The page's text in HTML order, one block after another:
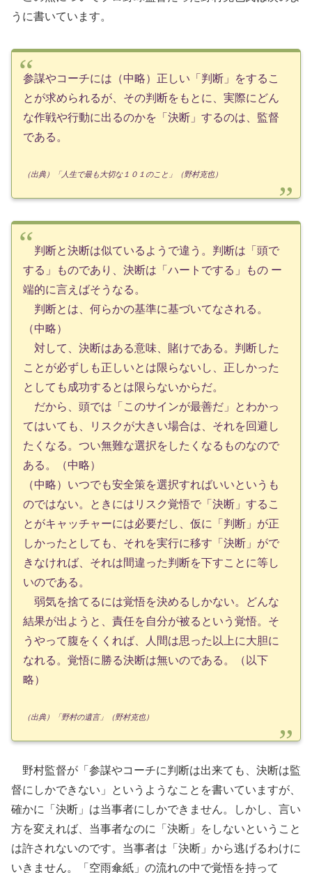
うに書いています。
参謀やコーチには（中略）正しい「判断」をするこ
とが求められるが、その判断をもとに、実際にどん
な作戦や行動に出るのかを「決断」するのは、監督
である。
（出典）「人生で最も大切な１０１のこと」（野村克也）
判断と決断は似ているようで違う。判断は「頭で
する」ものであり、決断は「ハートでする」もの ー
端的に言えばそうなる。
判断とは、何らかの基準に基づいてなされる。
（中略）
対して、決断はある意味、賭けである。判断した
ことが必ずしも正しいとは限らないし、正しかった
としても成功するとは限らないからだ。
だから、頭では「このサインが最善だ」とわかっ
てはいても、リスクが大きい場合は、それを回避し
たくなる。つい無難な選択をしたくなるものなので
ある。（中略）
（中略）いつでも安全策を選択すればいいというも
のではない。ときにはリスク覚悟で「決断」するこ
とがキャッチャーには必要だし、仮に「判断」が正
しかったとしても、それを実行に移す「決断」がで
きなければ、それは間違った判断を下すことに等し
いのである。
弱気を捨てるには覚悟を決めるしかない。どんな
結果が出ようと、責任を自分が被るという覚悟。そ
うやって腹をくくれば、人間は思った以上に大胆に
なれる。覚悟に勝る決断は無いのである。（以下
略）
（出典）「野村の遺言」（野村克也）
野村監督が「参謀やコーチに判断は出来ても、決断は監
督にしかできない」というようなことを書いていますが、
確かに「決断」は当事者にしかできません。しかし、言い
方を変えれば、当事者なのに「決断」をしないということ
は許されないのです。当事者は「決断」から逃げるわけに
いきません。「空雨傘紙」の流れの中で覚悟を持って